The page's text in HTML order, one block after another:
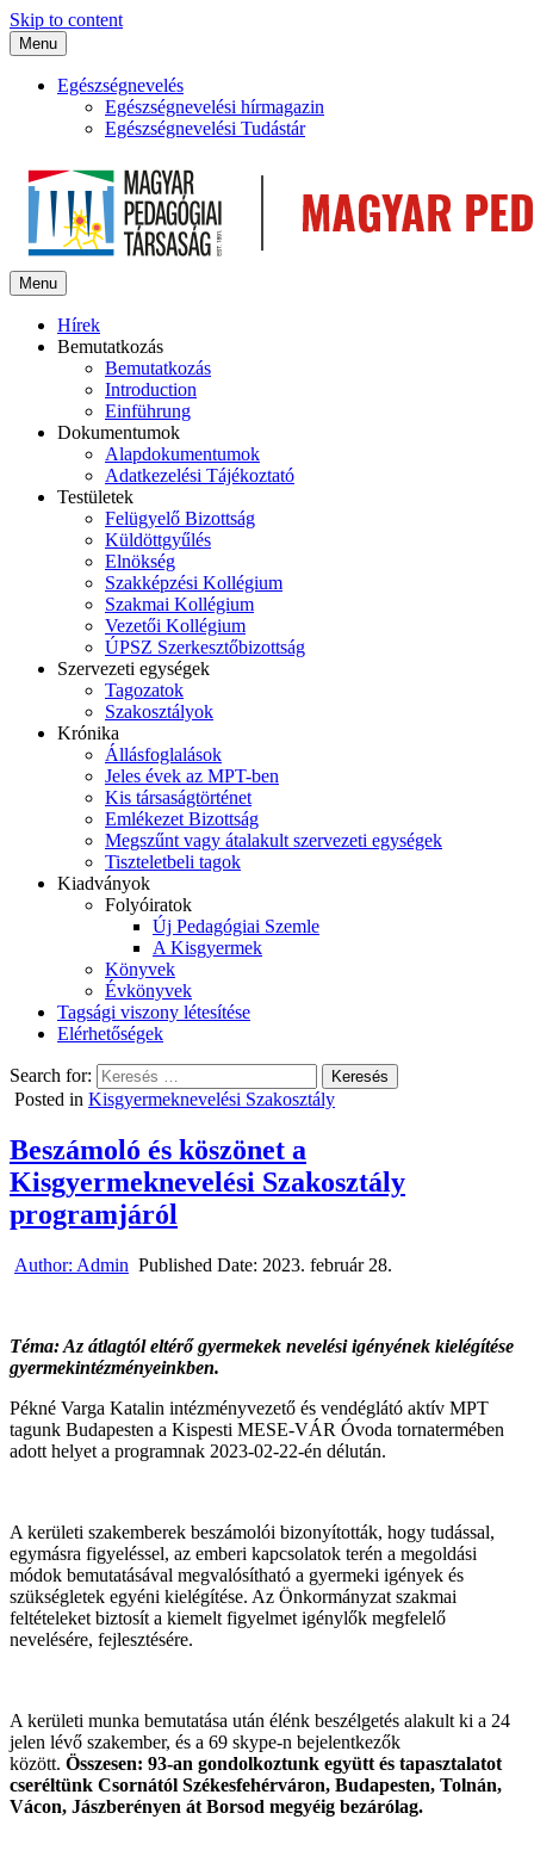
Skip to content
Menu
Egészségnevelés
Egészségnevelési hírmagazin
Egészségnevelési Tudástár
Menu
Hírek
Bemutatkozás
Bemutatkozás
Introduction
Einführung
Dokumentumok
Alapdokumentumok
Adatkezelési Tájékoztató
Testületek
Felügyelő Bizottság
Küldöttgyűlés
Elnökség
Szakképzési Kollégium
Szakmai Kollégium
Vezetői Kollégium
ÚPSZ Szerkesztőbizottság
Szervezeti egységek
Tagozatok
Szakosztályok
Krónika
Állásfoglalások
Jeles évek az MPT-ben
Kis társaságtörténet
Emlékezet Bizottság
Megszűnt vagy átalakult szervezeti egységek
Tiszteletbeli tagok
Kiadványok
Folyóiratok
Új Pedagógiai Szemle
A Kisgyermek
Könyvek
Évkönyvek
Tagsági viszony létesítése
Elérhetőségek
Search for:
Posted in Kisgyermeknevelési Szakosztály
Beszámoló és köszönet a
Kisgyermeknevelési Szakosztály
programjáról
Author: Admin Published Date: 2023. február 28.
Téma: Az átlagtól eltérő gyermekek nevelési igényének kielégítése
gyermekintézményeinkben.
Pékné Varga Katalin intézményvezető és vendéglátó aktív MPT
tagunk Budapesten a Kispesti MESE-VÁR Óvoda tornatermében
adott helyet a programnak 2023-02-22-én délután.
A kerületi szakemberek beszámolói bizonyították, hogy tudással,
egymásra figyeléssel, az emberi kapcsolatok terén a megoldási
módok bemutatásával megvalósítható a gyermeki igények és
szükségletek egyéni kielégítése. Az Önkormányzat szakmai
feltételeket biztosít a kiemelt figyelmet igénylők megfelelő
nevelésére, fejlesztésére.
A kerületi munka bemutatása után élénk beszélgetés alakult ki a 24
jelen lévő szakember, és a 69 skype-n bejelentkezők
között. Összesen: 93-an gondolkoztunk együtt és tapasztalatot
cseréltünk Csornától Székesfehérváron, Budapesten, Tolnán,
Vácon, Jászberényen át Borsod megyéig bezárólag.